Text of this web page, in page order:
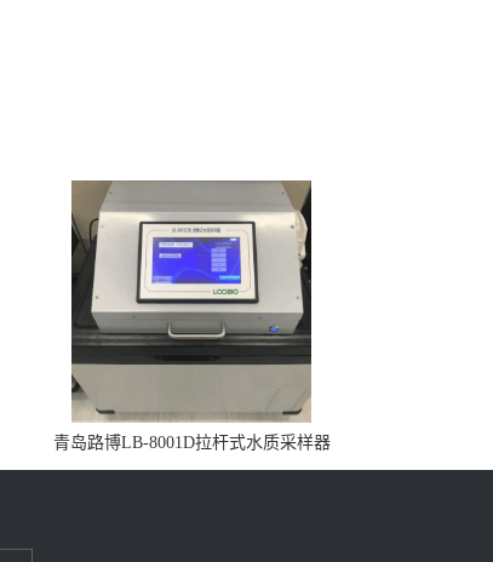
青岛路博LB-8001D拉杆式水质采样器